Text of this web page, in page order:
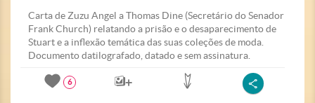
Carta de Zuzu Angel a Thomas Dine (Secretário do Senador
Frank Church) relatando a prisão e o desaparecimento de
Stuart e a inflexão temática das suas coleções de moda.
Documento datilografado, datado e sem assinatura.
6